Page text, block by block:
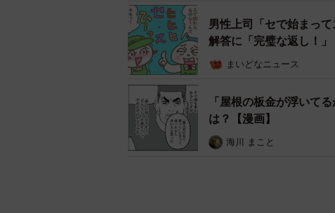
リスク付き求人に驚きの声が殺到
道路運送法第７８条の規定により、自家
送の用に供してはならず、災害のため緊
は、国土交通大臣の許可又は登録を受け
そのため、mojaさんの投稿を見た人た
殺到した。
男性上司「セで始まっ
解答に「完璧な返し！」
まいどなニュース
「屋根の板金が浮いて
は？【漫画】
海川 まこと